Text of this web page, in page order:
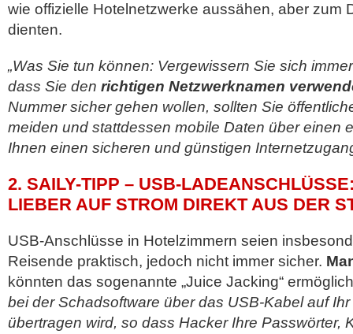
wie offizielle Hotelnetzwerke aussähen, aber zum
dienten.
„Was Sie tun können: Vergewissern Sie sich
dass Sie den richtigen Netzwerknamen
Nummer sicher gehen wollen, sollten Sie
meiden und stattdessen mobile Daten über einen
Ihnen einen sicheren und günstigen
2. SAILY-TIPP – USB-
LIEBER AUF STROM DIREKT AUS DER
USB-Anschlüsse in Hotelzimmern seien
Reisende praktisch, jedoch nicht immer sicher.
könnten das sogenannte „Juice Jacking“
bei der Schadsoftware über das USB-Kabel auf
übertragen wird, so dass Hacker Ihre Passwörter,